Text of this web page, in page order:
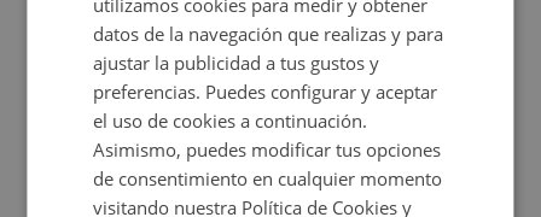
Garaje en venta en CL TRINQUETE S/N, 0
Impuestos no incluidos
datos de la navegación que realizas y para
ajustar la publicidad a tus gustos y
preferencias. Puedes configurar y aceptar
el uso de cookies a continuación.
Asimismo, puedes modificar tus opciones
de consentimiento en cualquier momento
visitando nuestra Política de Cookies y